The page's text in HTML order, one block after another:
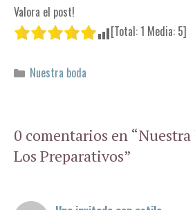
Valora el post!
[Total:1 Media: 5]
C
g
o
a
Nuestra boda
0 comentarios en
Los Preparativos”